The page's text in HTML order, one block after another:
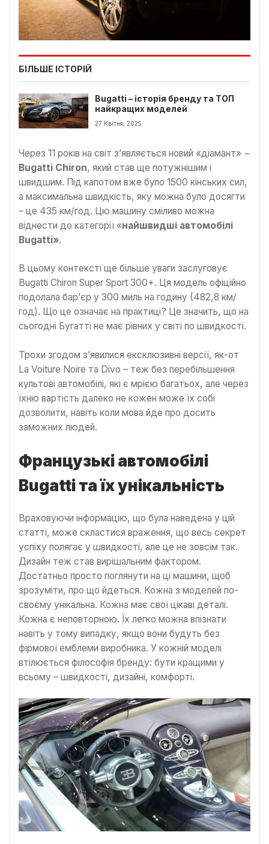
БІЛЬШЕ ІСТОРІЙ
Bugatti – історія бренду та ТОП
найкращих моделей
27 Квітня, 2025
Через 11 років на світ з’являється новий «діамант» −
Bugatti Chiron, який став ще потужнішим і
швидшим. Під капотом вже було 1500 кінських сил,
а максимальна швидкість, яку можна було досягти
– це 435 км/год. Цю машину сміливо можна
віднести до категорії «найшвидші автомобілі
Bugatti».
В цьому контексті ще більше уваги заслуговує
Bugatti Chiron Super Sport 300+. Ця модель офіційно
подолала бар’єр у 300 миль на годину (482,8 км/
год). Що це означає на практиці? Це значить, що на
сьогодні Бугатті не має рівних у світі по швидкості.
Трохи згодом з’явилися ексклюзивні версії, як-от
La Voiture Noire та Divo – теж без перебільшення
культові автомобілі, які є мрією багатьох, але через
їхню вартість далеко не кожен може їх собі
дозволити, навіть коли мова йде про досить
заможних людей.
Французькі автомобілі
Bugatti та їх унікальність
Враховуючи інформацію, що була наведена у цій
статті, може скластися враження, що весь секрет
успіху полягає у швидкості, але це не зовсім так.
Дизайн теж став вирішальним фактором.
Достатньо просто поглянути на ці машини, щоб
зрозуміти, про що йдеться. Кожна з моделей по-
своєму унікальна. Кожна має свої цікаві деталі.
Кожна є неповторною. Їх легко можна впізнати
навіть у тому випадку, якщо вони будуть без
фірмової емблеми виробника. У кожній моделі
втілюється філософія бренду: бути кращими у
всьому – швидкості, дизайні, комфорті.